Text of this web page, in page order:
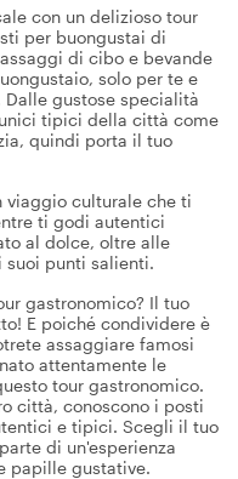
con un delizioso tour
per buongustai di
di cibo e bevande
solo per te e
gustose specialità
tipici della città come
quindi porta il tuo
viaggio culturale che ti
ti godi autentici
al dolce, oltre alle
suoi punti salienti.
gastronomico? Il tuo
E poiché condividere è
assaggiare famosi
attentamente le
tour gastronomico.
città, conoscono i posti
e tipici. Scegli il tuo
di un'esperienza
papille gustative.